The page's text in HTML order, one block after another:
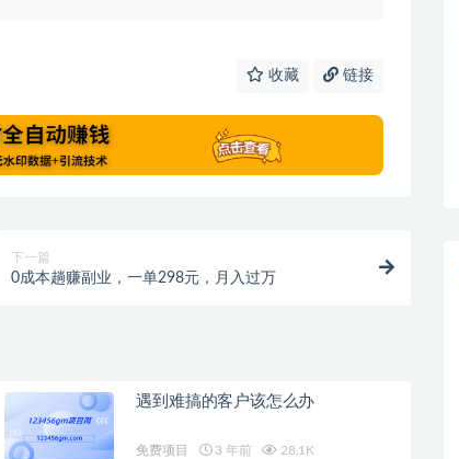
收藏 链接
下一篇
0成本趟赚副业，一单298元，月入过万
遇到难搞的客户该怎么办
免费项目 3 年前 28.1K